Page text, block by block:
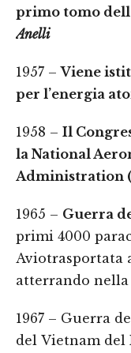
primo tomo
Anelli
1957 –Viene
per l’energia
1958 – Il
la National
Administration
1965 – Guerra
primi 4000
Aviotrasportata
atterrando nella
1967 – Guerra
del Vietnam del